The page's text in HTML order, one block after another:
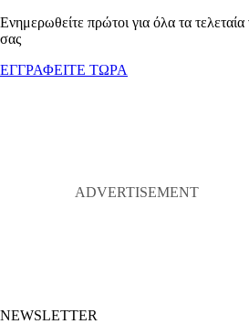
Ενημερωθείτε πρώτοι για όλα τα
σας
ΕΓΓΡΑΦΕΙΤΕ ΤΩΡΑ
NEWSLETTER